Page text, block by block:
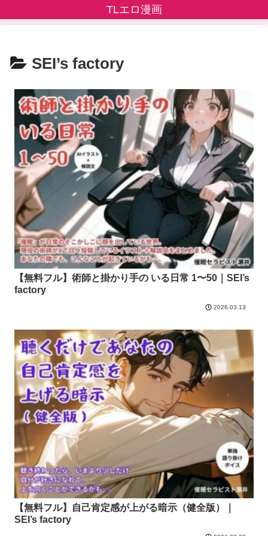
TLエロ漫画
SEI’s factory
【無料フル】術師と掛かり手の いる日常 1〜50｜SEI’s
factory
2026.03.13
【無料フル】自己肯定感が上がる暗示（健全版）｜
SEI’s factory